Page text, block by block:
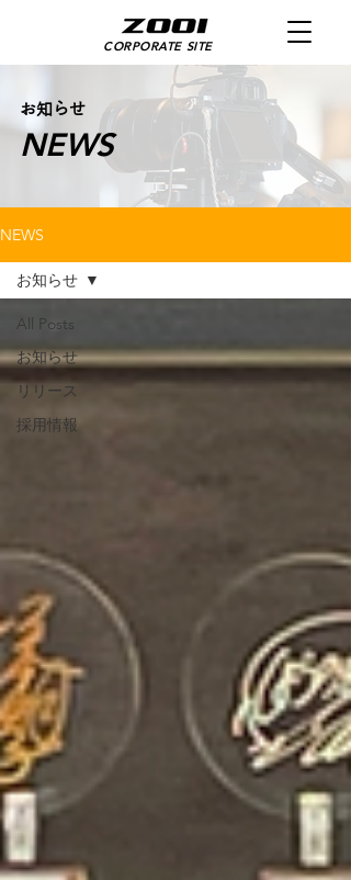
CORPORATE SITE
お知らせ
​NEWS
NEWS
All Posts
お知らせ
リリース
採用情報
お知らせ